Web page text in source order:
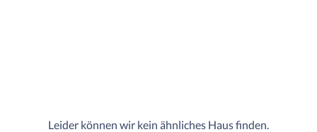
Leider können wir kein ähnliches Haus finden.